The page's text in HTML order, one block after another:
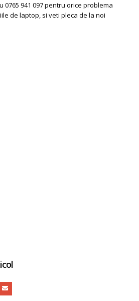
0765 941 097 pentru orice problema
de laptop, si veti pleca de la noi